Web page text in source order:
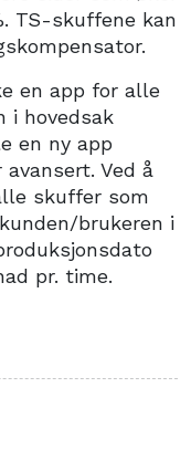
TS-skuffene kan
en app for alle
i hovedsak
en ny app
Ved å
skuffer som
brukeren i
pr. time.